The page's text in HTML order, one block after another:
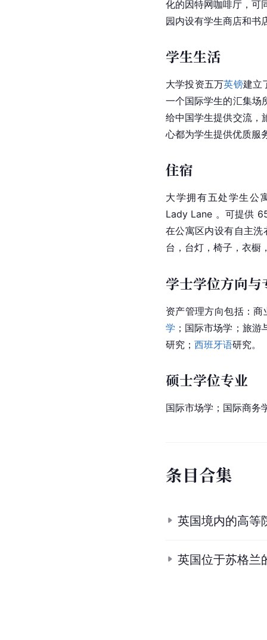
化的因特网咖啡厅，可
园内设有学生商店和书
学生生活
大学投资五万英镑建立
一个国际学生的汇集场
给中国学生提供交流，
心都为学生提供优质服
住宿
大学拥有五处学生公
Lady Lane 。可提供
在公寓区内设有自主
台，台灯，椅子，衣橱
学士学位方向与
资产管理方向包括：
学 ；国际市场学；旅游
研究； 西班牙语研究。
硕士学位专业
国际市场学； 国际商务
条目合集
英国境内的高等
英国位于苏格兰